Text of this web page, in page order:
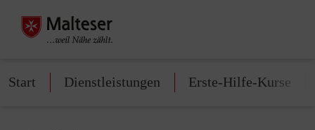
Start Dienstleistungen Erste-Hilfe-Kurse